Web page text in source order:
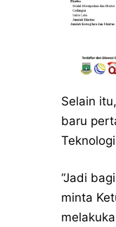
Selain
baru
“Jadi
minta